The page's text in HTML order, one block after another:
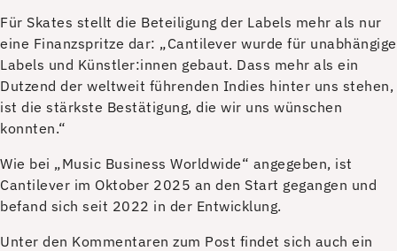
Für Skates stellt die Beteiligung der Labels mehr als nur
eine Finanzspritze dar: „Cantilever wurde für unabhängige
Labels und Künstler:innen gebaut. Dass mehr als ein
Dutzend der weltweit führenden Indies hinter uns stehen,
ist die stärkste Bestätigung, die wir uns wünschen
konnten.“
Wie bei „Music Business Worldwide“ angegeben, ist
Cantilever im Oktober 2025 an den Start gegangen und
befand sich seit 2022 in der Entwicklung.
Unter den Kommentaren zum Post findet sich auch ein